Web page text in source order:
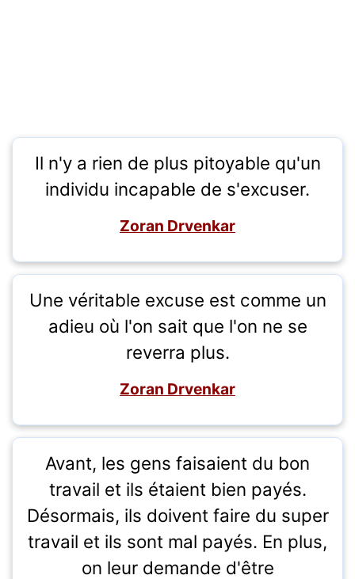
Il n'y a rien de plus pitoyable qu'un
individu incapable de s'excuser.
Zoran Drvenkar
Une véritable excuse est comme un
adieu où l'on sait que l'on ne se
reverra plus.
Zoran Drvenkar
Avant, les gens faisaient du bon
travail et ils étaient bien payés.
Désormais, ils doivent faire du super
travail et ils sont mal payés. En plus,
on leur demande d'être